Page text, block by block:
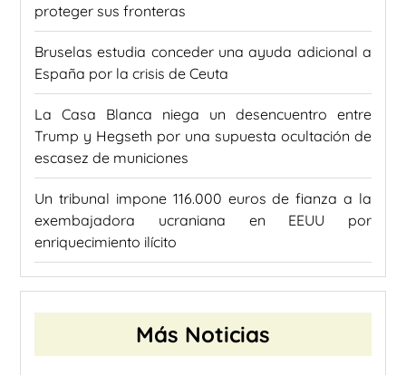
proteger sus fronteras
Bruselas estudia conceder una ayuda adicional a
España por la crisis de Ceuta
La Casa Blanca niega un desencuentro entre
Trump y Hegseth por una supuesta ocultación de
escasez de municiones
Un tribunal impone 116.000 euros de fianza a la
exembajadora ucraniana en EEUU por
enriquecimiento ilícito
Más Noticias